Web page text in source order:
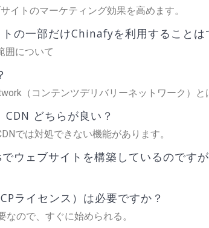
イトのマーケティング効果を高めます。
の一部だけChinafyを利用することは
囲について
（コンテンツデリバリーネットワーク）と
どちらが良い？
では対処できない機能があります。
ウェブサイトを構築しているのです
ライセンス）は必要ですか？
なので、すぐに始められる。